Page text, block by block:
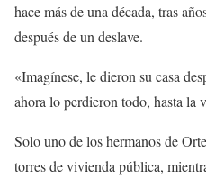
hace más de una década, tras
después de un deslave.
«Imagínese, le dieron su casa
ahora lo perdieron todo, hasta la
Solo uno de los hermanos de
torres de vivienda pública,